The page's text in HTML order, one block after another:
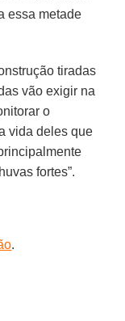
essa metade
tiradas
vão exigir na
o
vida deles que
fortes”.
.